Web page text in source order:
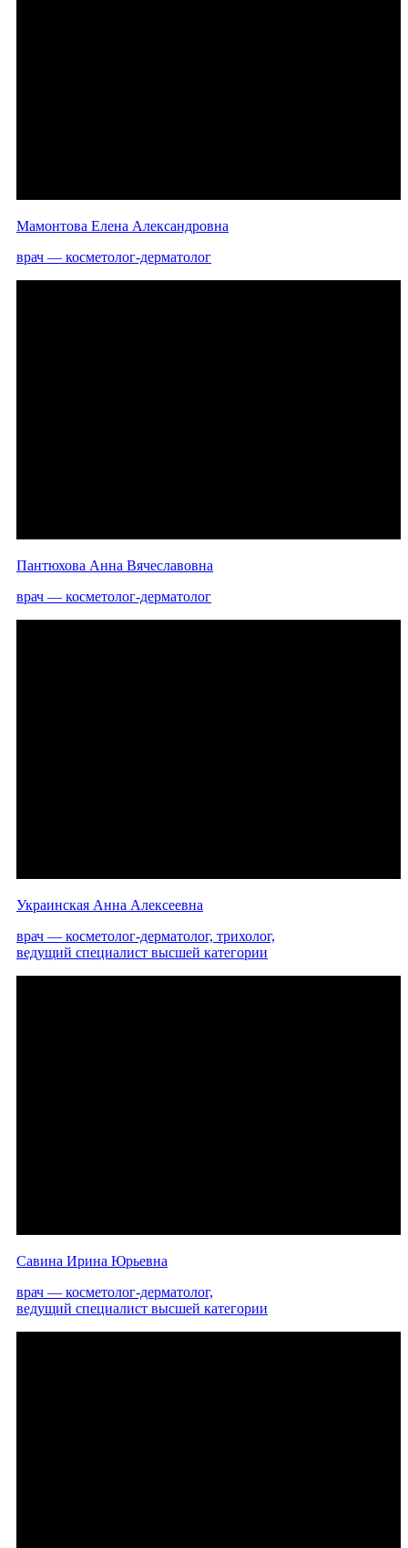
Мамонтова Елена Александровна
врач — косметолог-дерматолог
Пантюхова Анна Вячеславовна
врач — косметолог-дерматолог
Украинская Анна Алексеевна
врач — косметолог-дерматолог, трихолог,
ведущий специалист высшей категории
Савина Ирина Юрьевна
врач — косметолог-дерматолог,
ведущий специалист высшей категории